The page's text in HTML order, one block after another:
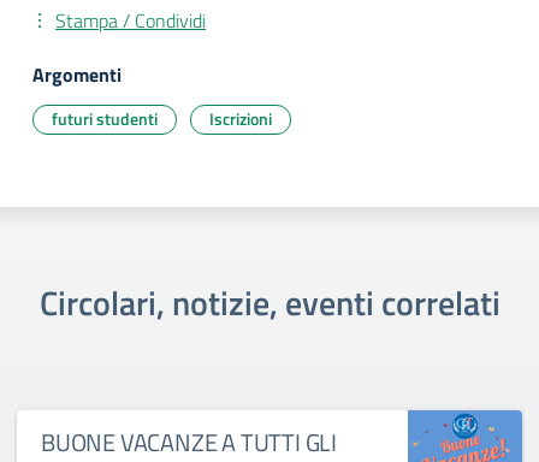
Stampa / Condividi
Argomenti
futuri studenti Iscrizioni
Circolari, notizie, eventi correlati
BUONE VACANZE A TUTTI GLI